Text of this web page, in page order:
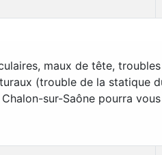
maux de tête,
(trouble de la statique
sur-Saône pourra